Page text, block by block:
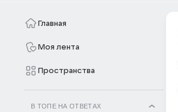
Главная
Моя лента
Пространства
В ТОПЕ НА ОТВЕТАХ